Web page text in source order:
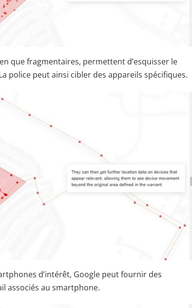
que fragmentaires, permettent d’esquisser le
police peut ainsi cibler des appareils spécifiques.
d’intérêt, Google peut fournir des
associés au smartphone.